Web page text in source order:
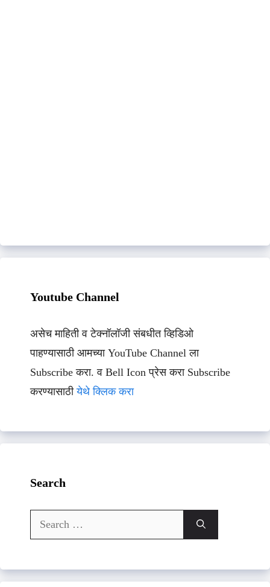
Youtube Channel
असेच माहिती व टेक्नॉलॉजी संबधीत व्हिडिओ
पाहण्यासाठी आमच्या YouTube Channel ला
Subscribe करा. व Bell Icon प्रेस करा Subscribe
करण्यासाठीयेथे क्लिक करा
Search
Search
for: